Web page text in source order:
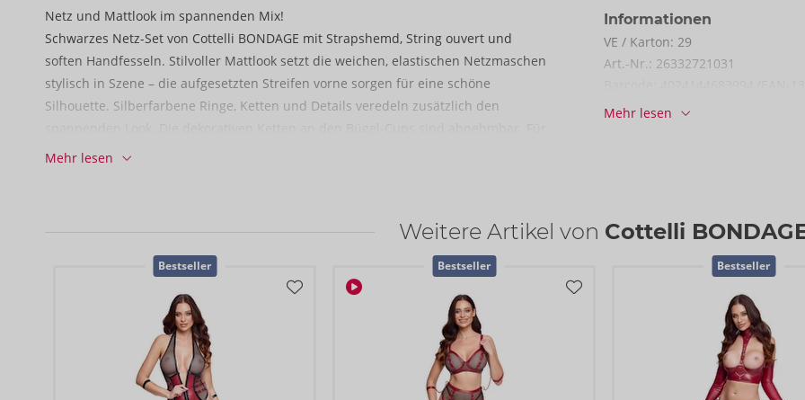
Netz und Mattlook im spannenden Mix!
Schwarzes Netz-Set von Cottelli BONDAGE mit Strapshemd, String ouvert und
soften Handfesseln. Stilvoller Mattlook setzt die weichen, elastischen Netzmaschen
stylisch in Szene – die aufgesetzten Streifen vorne sorgen für eine schöne
Silhouette. Silberfarbene Ringe, Ketten und Details veredeln zusätzlich den
optimalen Sitz sind die Träger und der durchgehende Hakenverschluss im Rücken
Fesselmanschetten mit Klettverschluss sind schnell angelegt und passend
verstellbar. Der kleine String komplettiert den fesselnden Netz-Look. Er verführt
und stimuliert mit abnehmbarer Kette im offenen Schritt.
92% Polyester, 8% Elasthan.
Mehr lesen
Informationen
VE / Karton: 29
Art.-Nr.: 26332721031
Zolltarifnummer:
Mehr lesen
Weitere Artikel von Cottelli
Bestseller Bestseller Bestseller